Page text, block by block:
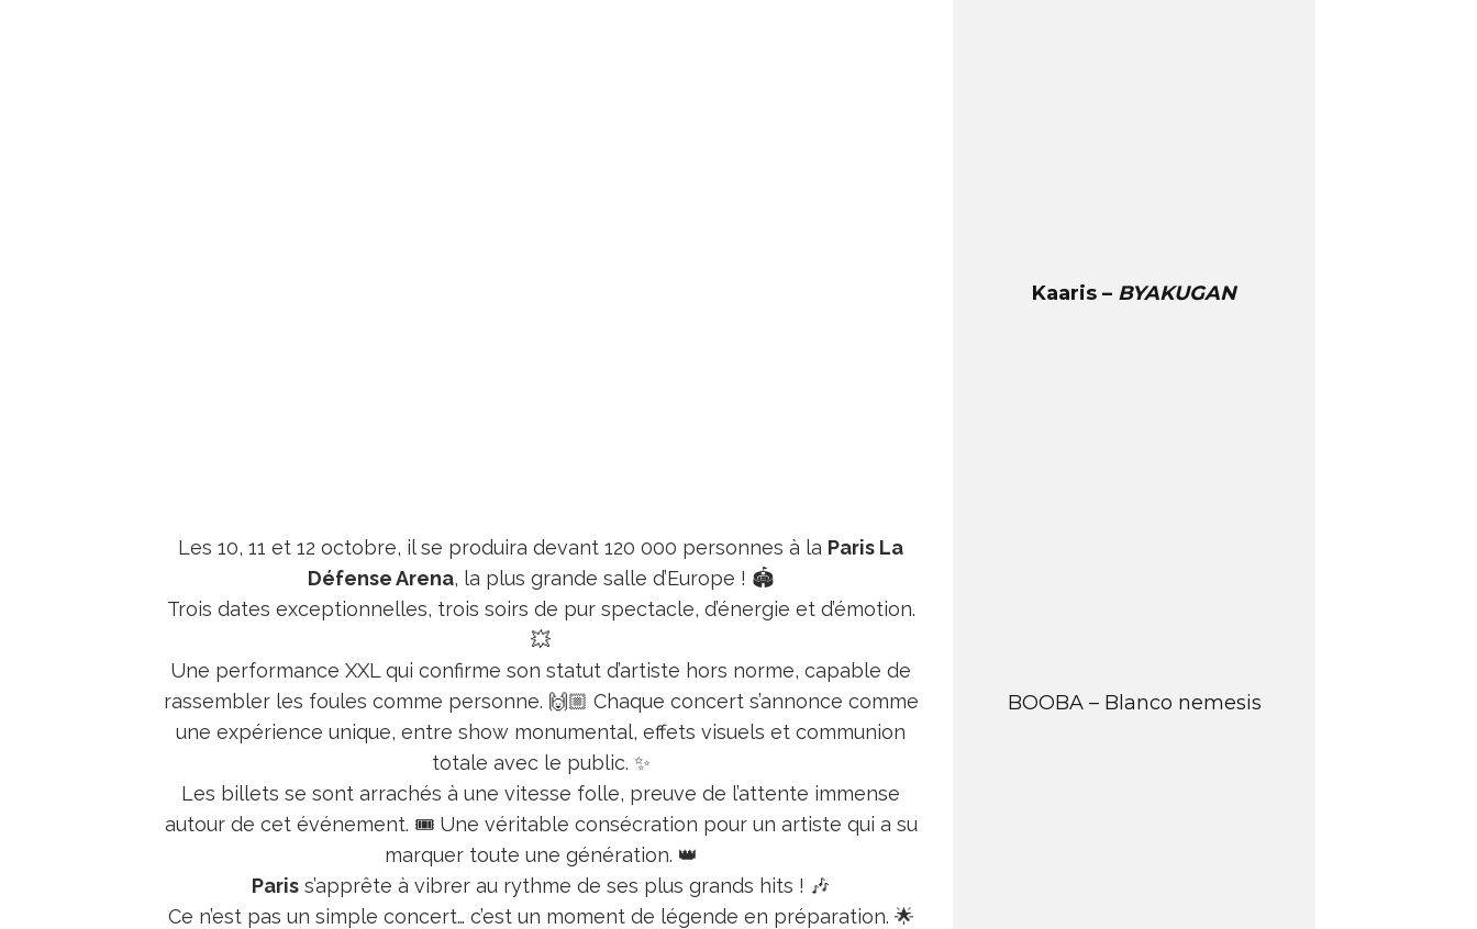
Les 10, 11 et 12 octobre, il se produira devant 120 000 personnes à la Paris La
Défense Arena, la plus grande salle d’Europe ! 🏟️
Trois dates exceptionnelles, trois soirs de pur spectacle, d’énergie et d’émotion.
💥
Une performance XXL qui confirme son statut d’artiste hors norme, capable de
rassembler les foules comme personne. 🙌🏼 Chaque concert s’annonce comme
une expérience unique, entre show monumental, effets visuels et communion
totale avec le public. ✨
Les billets se sont arrachés à une vitesse folle, preuve de l’attente immense
autour de cet événement. 🎟️ Une véritable consécration pour un artiste qui a su
marquer toute une génération. 👑
Paris s’apprête à vibrer au rythme de ses plus grands hits ! 🎶
Ce n’est pas un simple concert… c’est un moment de légende en préparation. 🌟
Kaaris – BYAKUGAN
BOOBA – Blanco nemesis